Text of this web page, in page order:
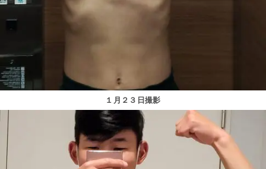
１月２３日撮影